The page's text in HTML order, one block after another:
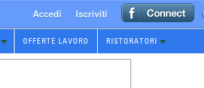
Accedi Iscriviti
OFFERTE LAVORO RISTORATORI